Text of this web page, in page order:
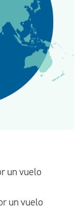
un vuelo
un vuelo